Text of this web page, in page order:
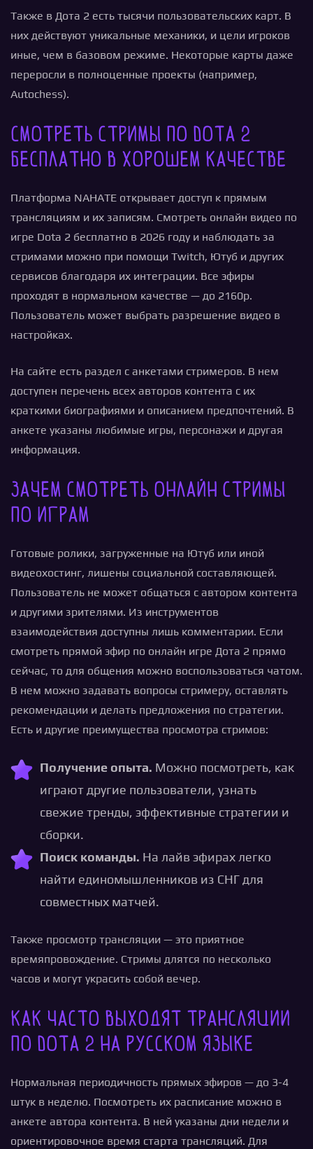
Также в Дота 2 есть тысячи пользовательских карт. В
них действуют уникальные механики, и цели игроков
иные, чем в базовом режиме. Некоторые карты даже
переросли в полноценные проекты (например,
Autochess).
Смотреть стримы по Dota 2
бесплатно в хорошем качестве
Платформа NAHATE открывает доступ к прямым
трансляциям и их записям. Смотреть онлайн видео по
игре Dota 2 бесплатно в 2026 году и наблюдать за
стримами можно при помощи Twitch, Ютуб и других
сервисов благодаря их интеграции. Все эфиры
проходят в нормальном качестве — до 2160p.
Пользователь может выбрать разрешение видео в
настройках.
На сайте есть раздел с анкетами стримеров. В нем
доступен перечень всех авторов контента с их
краткими биографиями и описанием предпочтений. В
анкете указаны любимые игры, персонажи и другая
информация.
Зачем смотреть онлайн стримы
по играм
Готовые ролики, загруженные на Ютуб или иной
видеохостинг, лишены социальной составляющей.
Пользователь не может общаться с автором контента
и другими зрителями. Из инструментов
взаимодействия доступны лишь комментарии. Если
смотреть прямой эфир по онлайн игре Дота 2 прямо
сейчас, то для общения можно воспользоваться чатом.
В нем можно задавать вопросы стримеру, оставлять
рекомендации и делать предложения по стратегии.
Есть и другие преимущества просмотра стримов:
Получение опыта. Можно посмотреть, как
играют другие пользователи, узнать
свежие тренды, эффективные стратегии и
сборки.
Поиск команды. На лайв эфирах легко
найти единомышленников из СНГ для
совместных матчей.
Также просмотр трансляции — это приятное
времяпровождение. Стримы длятся по несколько
часов и могут украсить собой вечер.
Как часто выходят трансляции
по Dota 2 на русском языке
Нормальная периодичность прямых эфиров — до 3-4
штук в неделю. Посмотреть их расписание можно в
анкете автора контента. В ней указаны дни недели и
ориентировочное время старта трансляций. Для